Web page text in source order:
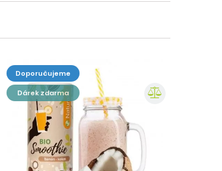
doporučujeme
dárek zdarma